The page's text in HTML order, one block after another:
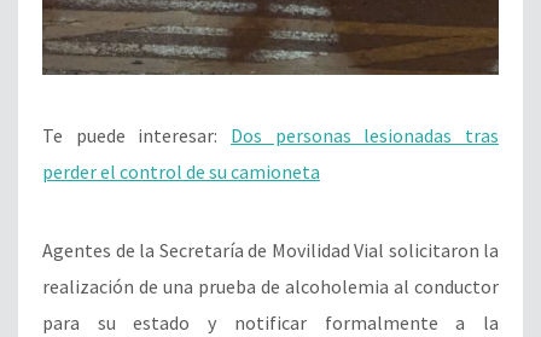
Te puede interesar: Dos personas lesionadas tras
perder el control de su camioneta
Agentes de la Secretaría de Movilidad Vial solicitaron la
realización de una prueba de alcoholemia al conductor
para su estado y notificar formalmente a la